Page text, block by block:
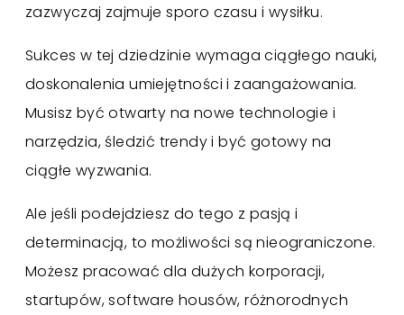
zazwyczaj zajmuje sporo czasu i wysiłku.
Sukces w tej dziedzinie wymaga ciągłego nauki,
doskonalenia umiejętności i zaangażowania.
Musisz być otwarty na nowe technologie i
narzędzia, śledzić trendy i być gotowy na
ciągłe wyzwania.
Ale jeśli podejdziesz do tego z pasją i
determinacją, to możliwości są nieograniczone.
Możesz pracować dla dużych korporacji,
startupów, software housów, różnorodnych